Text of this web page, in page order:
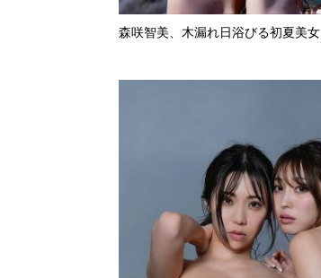
森咲智美、木漏れ日浴びる初夏美女